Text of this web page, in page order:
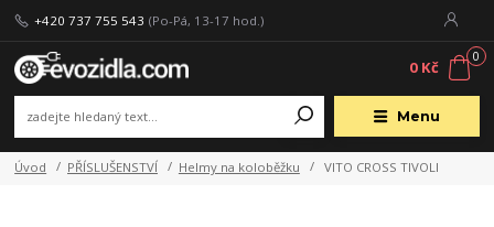
Menu
+420 737 755 543 (Po-Pá, 13-17 hod.)
0
0 Kč
Úvod PŘÍSLUŠENSTVÍ Helmy na koloběžku VITO CROSS TIVOLI